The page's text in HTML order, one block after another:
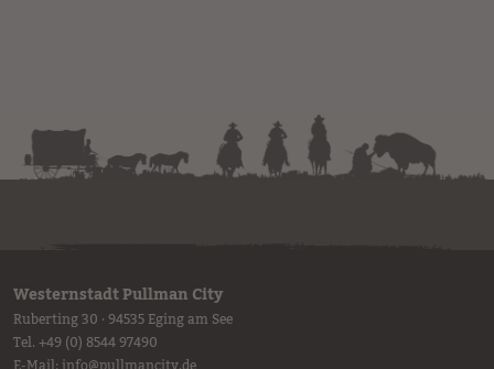
Westernstadt Pullman City
Ruberting 30 · 94535 Eging am See
Tel. +49 (0) 8544 97490